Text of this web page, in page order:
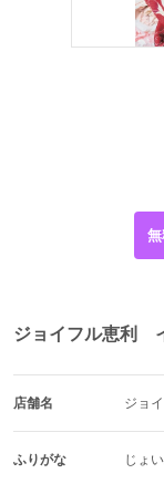
ジョイフル恵利
店舗名 ジョ
ふりがな じょ